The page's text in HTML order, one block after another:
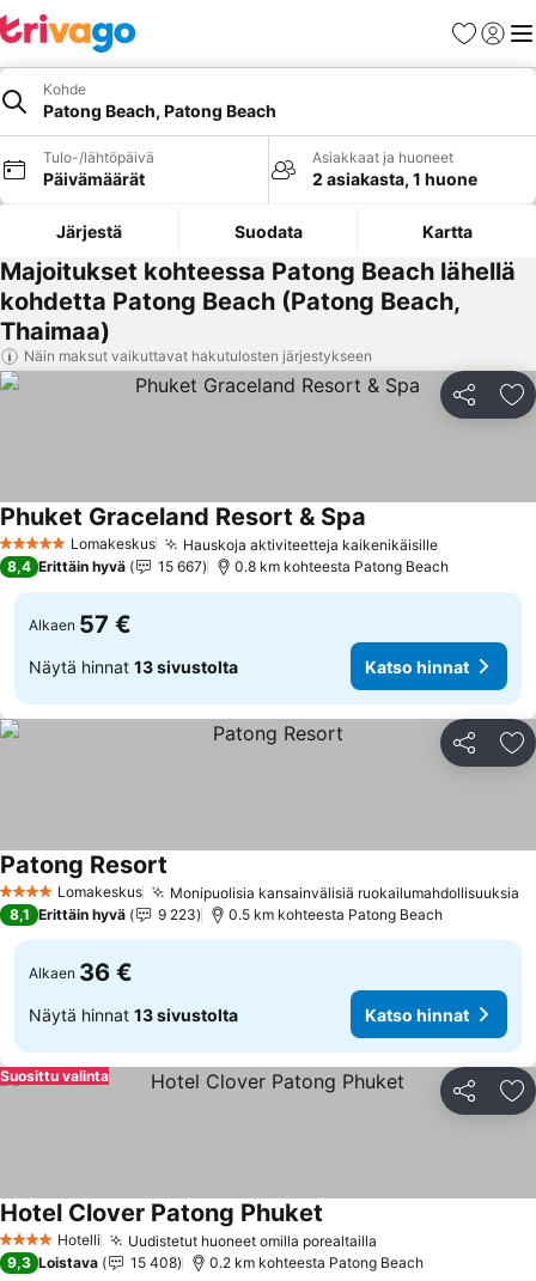
Suosikit
Kohde
Patong Beach, Patong Beach
Tulo-/lähtöpäivä
Päivämäärät
Asiakkaat ja huoneet
2 asiakasta, 1 huone
Järjestä Suodata Kartta
Majoitukset kohteessa Patong Beach lähellä
kohdetta Patong Beach (Patong Beach,
Thaimaa)
Näin maksut vaikuttavat hakutulosten järjestykseen
Jaa
5 TähtiluokitusLomakeskus Hauskoja aktiviteetteja kaikenikäisille
Phuket Graceland Resort & Spa
8,4 Erittäin hyvä 15 667 0.8 km kohteesta Patong Beach
Alkaen 57 €
Näytä hinnat 13 sivustolta Katso hinnat
Jaa
4 TähtiluokitusLomakeskus Monipuolisia kansainvälisiä ruokailumahdollisuuksia
Patong Resort
8,1 Erittäin hyvä 9 223 0.5 km kohteesta Patong Beach
Alkaen 36 €
Näytä hinnat 13 sivustolta Katso hinnat
Jaa
Suosittu valinta
4 Tähtiluokitus
Hotelli Uudistetut huoneet omilla porealtailla
Hotel Clover Patong Phuket
9,3 Loistava 15 408 0.2 km kohteesta Patong Beach